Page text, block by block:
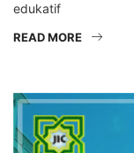
edukatif
READ MORE